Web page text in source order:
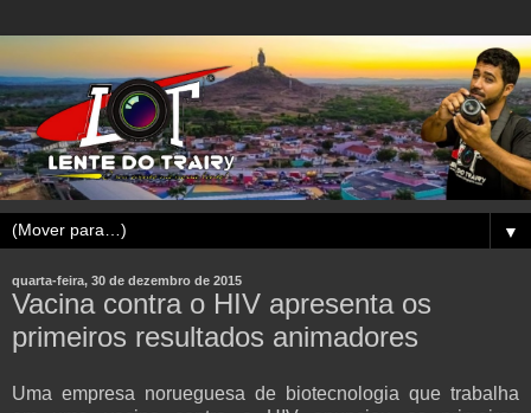
▼
quarta-feira, 30 de dezembro de 2015
Vacina contra o HIV apresenta os
primeiros resultados animadores
Uma empresa norueguesa de biotecnologia que trabalha